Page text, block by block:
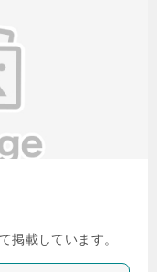
掲載しています。